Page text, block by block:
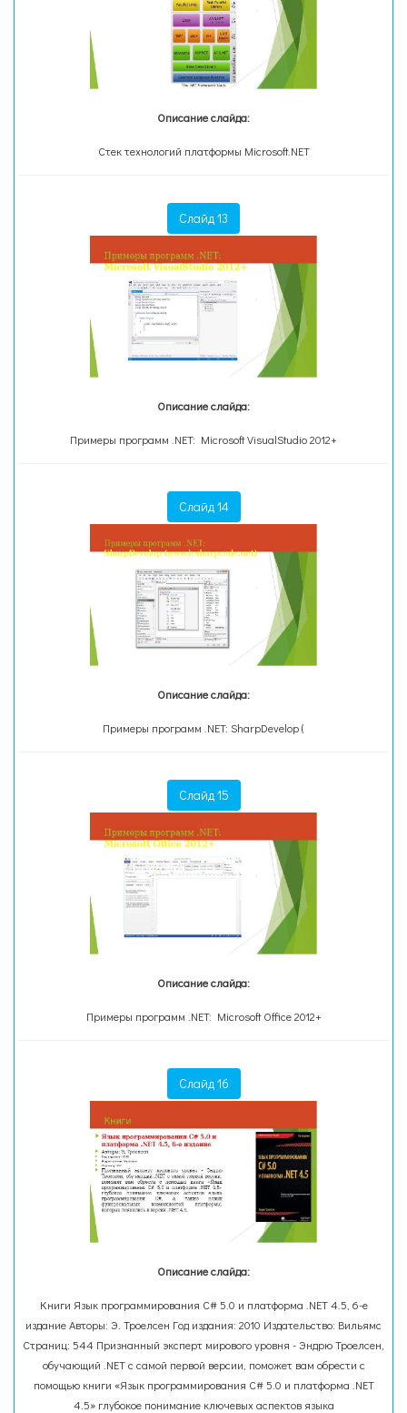
Описание слайда:
Стек технологий платформы Microsoft.NET
Слайд 13
Описание слайда:
Примеры программ .NET: Microsoft VisualStudio 2012+
Слайд 14
Описание слайда:
Примеры программ .NET: SharpDevelop (
Слайд 15
Описание слайда:
Примеры программ .NET: Microsoft Office 2012+
Слайд 16
Описание слайда:
Книги Язык программирования C# 5.0 и платформа .NET 4.5, 6-е
издание Авторы: Э. Троелсен Год издания: 2010 Издательство: Вильямс
Страниц: 544 Признанный эксперт мирового уровня - Эндрю Троелсен,
обучающий .NET с самой первой версии, поможет вам обрести с
помощью книги «Язык программирования C# 5.0 и платформа .NET
4.5» глубокое понимание ключевых аспектов языка